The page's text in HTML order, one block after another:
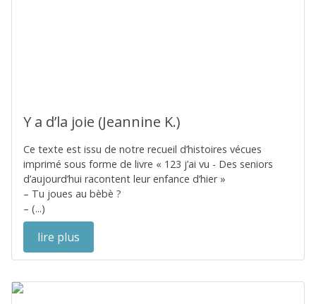
Y a d’la joie (Jeannine K.)
Ce texte est issu de notre recueil d’histoires vécues
imprimé sous forme de livre « 123 j’ai vu - Des seniors
d’aujourd’hui racontent leur enfance d’hier »
– Tu joues au bèbè ?
– (...)
lire plus